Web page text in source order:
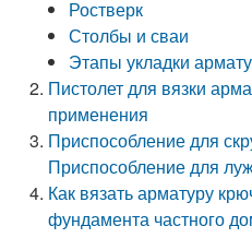
Ростверк
Столбы и сваи
Этапы укладки
Пистолет для вязки
применения
Приспособление для
Приспособление для
Как вязать арматуру
фундамента частного